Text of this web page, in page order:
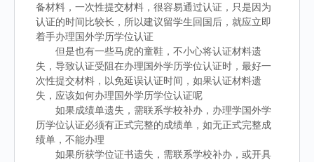
备材料，一次性提交材料，很容易通过认证，只是因为
认证的时间比较长，所以建议留学生回国后，就应立即
着手办理国外学历学位认证
但是也有一些马虎的童鞋，不小心将认证材料遗
失，导致认证受阻在办理国外学历学位认证时，最好一
次性提交材料，以免延误认证时间，如果认证材料遗
失，应该如何办理国外学历学位认证呢
如果成绩单遗失，需联系学校补办，办理学国外学
历学位认证必须有正式完整的成绩单，如无正式完整成
绩单，不能办理
如果所获学位证书遗失，需联系学校补办，或开具